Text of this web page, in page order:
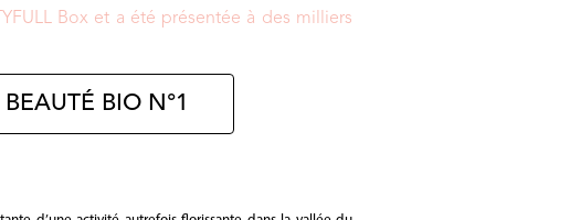
Box et a été présentée à des milliers
BIO N°1